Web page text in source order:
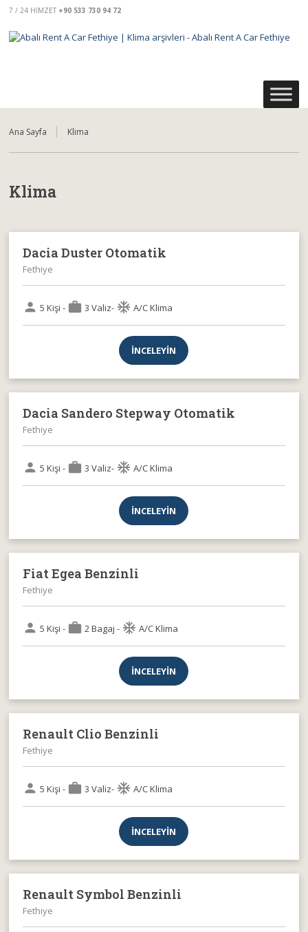
7 / 24 HIMZET +90 533 730 94 72
Ana Sayfa Klima
Klima
Dacia Duster Otomatik
Fethiye
person 5 Kişi - work 3 Valiz- ac_unit A/C Klima
İNCELEYİN
Dacia Sandero Stepway Otomatik
Fethiye
person 5 Kişi - work 3 Valiz- ac_unit A/C Klima
İNCELEYİN
Fiat Egea Benzinli
Fethiye
person 5 Kişi - work 2 Bagaj - ac_unit A/C Klima
İNCELEYİN
Renault Clio Benzinli
Fethiye
person 5 Kişi - work 3 Valiz- ac_unit A/C Klima
İNCELEYİN
Renault Symbol Benzinli
Fethiye